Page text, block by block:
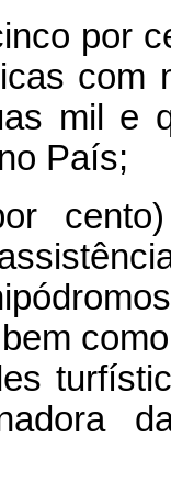
por
com
mil e
País;